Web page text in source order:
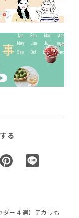
る
ー４選】テカリも